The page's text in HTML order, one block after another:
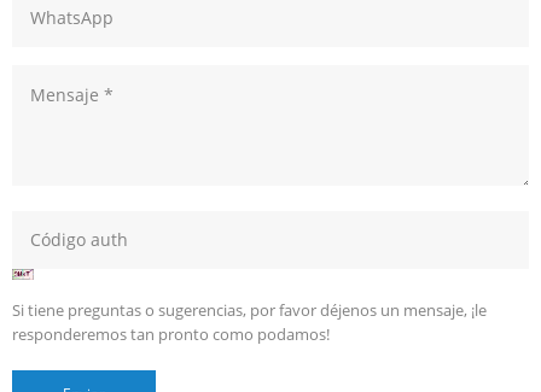
Si tiene preguntas o sugerencias, por favor déjenos un mensaje, ¡le
responderemos tan pronto como podamos!